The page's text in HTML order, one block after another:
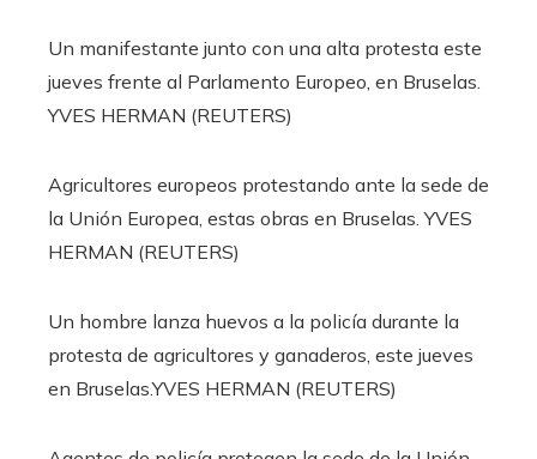
Un manifestante junto con una alta protesta este
jueves frente al Parlamento Europeo, en Bruselas.
YVES HERMAN (REUTERS)
Agricultores europeos protestando ante la sede de
la Unión Europea, estas obras en Bruselas.YVES
HERMAN (REUTERS)
Un hombre lanza huevos a la policía durante la
protesta de agricultores y ganaderos, este jueves
en Bruselas.YVES HERMAN (REUTERS)